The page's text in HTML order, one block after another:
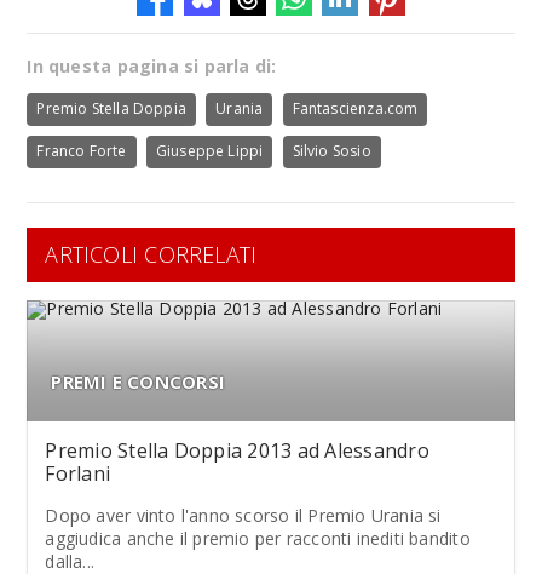
In questa pagina si parla di:
Premio Stella Doppia Urania Fantascienza.com
Franco Forte Giuseppe Lippi Silvio Sosio
ARTICOLI CORRELATI
PREMI E CONCORSI
Premio Stella Doppia 2013 ad Alessandro
Forlani
Dopo aver vinto l'anno scorso il Premio Urania si
aggiudica anche il premio per racconti inediti bandito
dalla...